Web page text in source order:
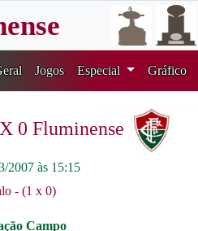
Jogos Especial Gráfico
0 Fluminense
2007 às 15:15
- (1 x 0)